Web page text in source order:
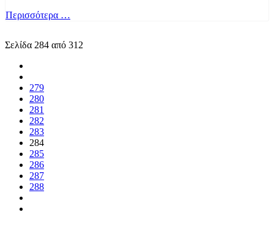
Περισσότερα …
Σελίδα 284 από 312
279
280
281
282
283
284
285
286
287
288